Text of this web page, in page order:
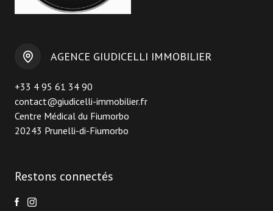
AGENCE GIUDICELLI IMMOBILIER
+33 4 95 61 34 90
contact@giudicelli-immobilier.fr
Centre Médical du Fiumorbo
20243 Prunelli-di-Fiumorbo
Restons connectés